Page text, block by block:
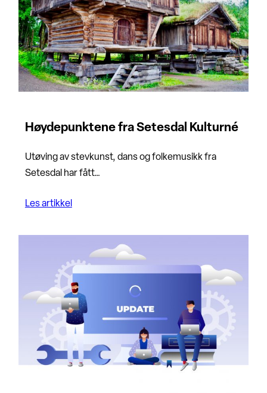
Høydepunktene fra Setesdal Kulturné
Utøving av stevkunst, dans og folkemusikk fra
Setesdal har fått…
Les artikkel